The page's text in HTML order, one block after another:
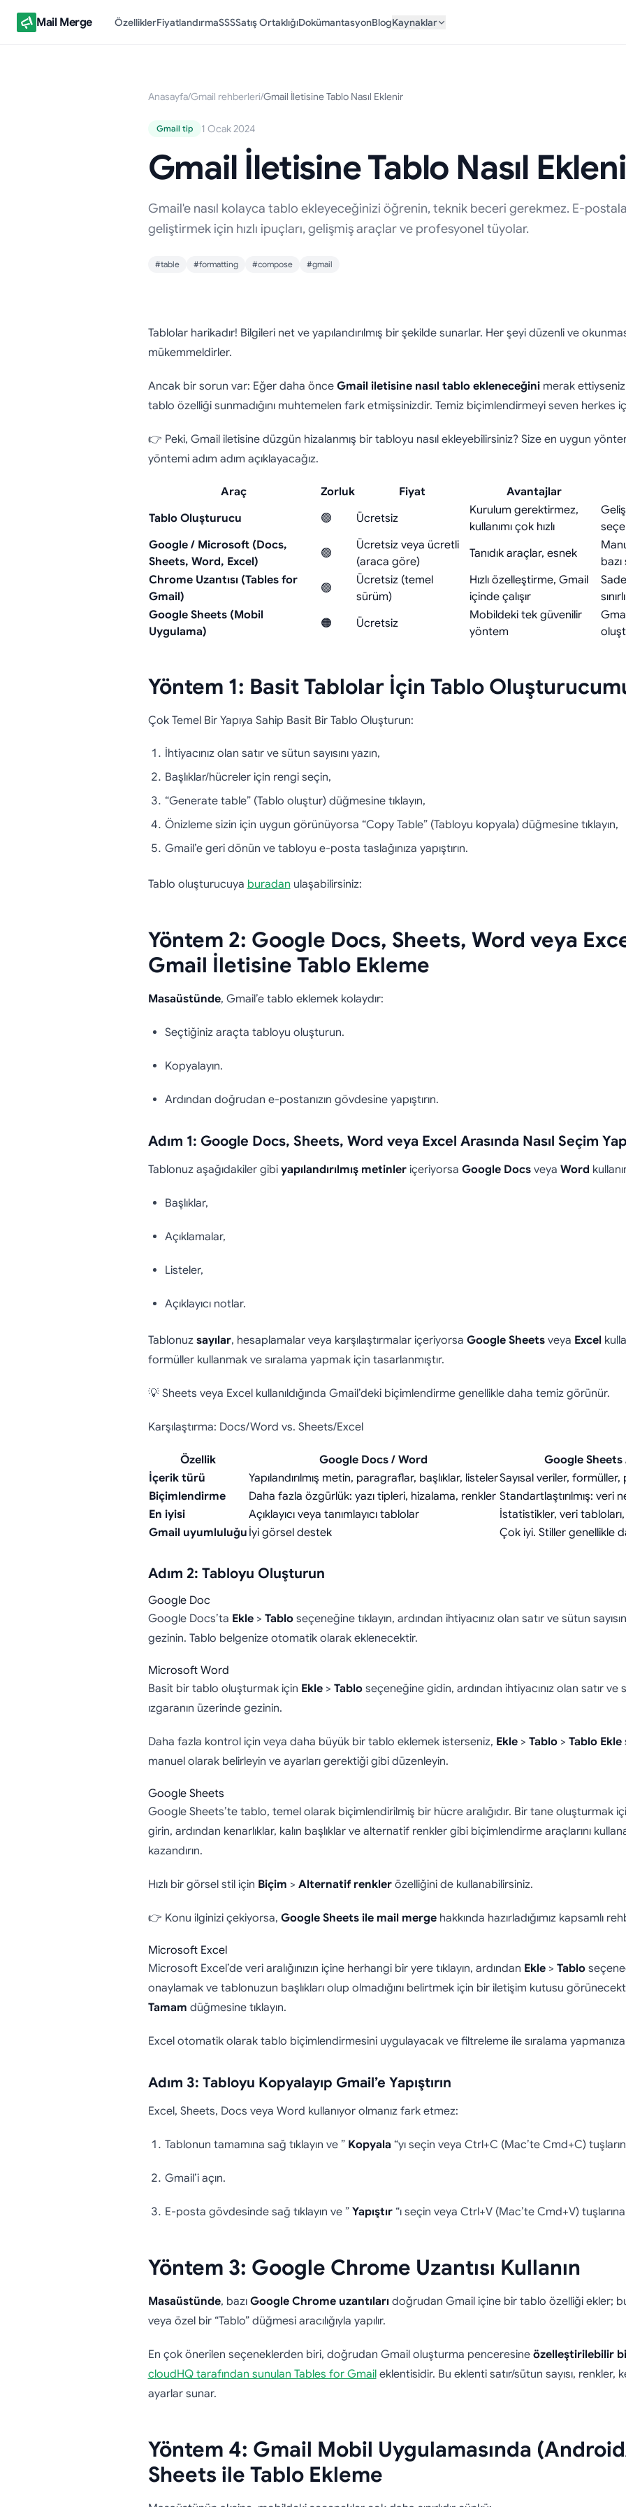
Mail Merge ÖzelliklerFiyatlandırmaSSSSatış OrtaklığıDokümantasyonBlogKaynaklar
Anasayfa/Gmail rehberleri/Gmail İletisine Tablo Nasıl Eklenir
Gmail tip 1 Ocak 2024
Gmail İletisine Tablo Nasıl
Gmail'e nasıl kolayca tablo ekleyeceğinizi öğrenin, teknik beceri gerekmez. E-
geliştirmek için hızlı ipuçları, gelişmiş araçlar ve profesyonel tüyolar.
#table #formatting #compose #gmail
Gmail İletisine Tablo Nasıl
Tablolar harikadır! Bilgileri net ve yapılandırılmış bir şekilde sunarlar. Her şeyi düzenli ve
mükemmeldirler.
Ancak bir sorun var: Eğer daha önce Gmail iletisine nasıl tablo ekleneceğinimerak
tablo özelliği sunmadığını muhtemelen fark etmişsinizdir. Temiz biçimlendirmeyi seven herkes
👉 Peki, Gmail iletisine düzgün hizalanmış bir tabloyu nasıl ekleyebilirsiniz? Size en uygun
yöntemi adım adım açıklayacağız.
Araç Zorluk Fiyat Avantajlar
Tablo Oluşturucu
🟢 Ücretsiz
Kurulum gerektirmez,
kullanımı çok hızlı
Google / Microsoft (Docs,
Sheets, Word, Excel)
🟢
Ücretsiz veya ücretli
(araca göre)
Tanıdık araçlar, esnek
Chrome Uzantısı (Tables for
Gmail)
🟢
Ücretsiz (temel
sürüm)
Hızlı özelleştirme, Gmail
içinde çalışır
Google Sheets (Mobil
Uygulama)
🟠 Ücretsiz
Mobildeki tek güvenilir
yöntem
Yöntem 1: Basit Tablolar İçin Tablo
Çok Temel Bir Yapıya Sahip Basit Bir Tablo Oluşturun:
İhtiyacınız olan satır ve sütun sayısını yazın,
Başlıklar/hücreler için rengi seçin,
“Generate table” (Tablo oluştur) düğmesine tıklayın,
Önizleme sizin için uygun görünüyorsa “Copy Table” (Tabloyu kopyala) düğmesine tıklayın,
Gmail’e geri dönün ve tabloyu e-posta taslağınıza yapıştırın.
Tablo oluşturucuya buradan ulaşabilirsiniz:
Yöntem 2: Google Docs, Sheets, Word veya
Gmail İletisine Tablo Ekleme
Masaüstünde, Gmail’e tablo eklemek kolaydır:
Seçtiğiniz araçta tabloyu oluşturun.
Kopyalayın.
Ardından doğrudan e-postanızın gövdesine yapıştırın.
Adım 1: Google Docs, Sheets, Word veya Excel Arasında Nasıl Seçim
Tablonuz aşağıdakiler gibi yapılandırılmış metinleriçeriyorsa Google Docsveya Word
Başlıklar,
Açıklamalar,
Listeler,
Açıklayıcı notlar.
Tablonuz sayılar, hesaplamalar veya karşılaştırmalar içeriyorsa Google Sheetsveya Excel
formüller kullanmak ve sıralama yapmak için tasarlanmıştır.
💡 Sheets veya Excel kullanıldığında Gmail’deki biçimlendirme genellikle daha temiz görünür.
Karşılaştırma: Docs/Word vs. Sheets/Excel
Özellik Google Docs / Word
Google Sheets
İçerik türü
Yapılandırılmış metin, paragraflar, başlıklar, listelerSayısal veriler, formüller,
Biçimlendirme
Daha fazla özgürlük: yazı tipleri, hizalama, renkler Standartlaştırılmış: veri
En iyisi
Açıklayıcı veya tanımlayıcı tablolar
İstatistikler, veri tabloları,
Gmail uyumluluğu İyi görsel destek Çok iyi. Stiller genellikle
Adım 2: Tabloyu Oluşturun
Google Doc
Google Docs’ta Ekle> Tabloseçeneğine tıklayın, ardından ihtiyacınız olan satır ve sütun
gezinin. Tablo belgenize otomatik olarak eklenecektir.
Microsoft Word
Basit bir tablo oluşturmak için Ekle> Tabloseçeneğine gidin, ardından ihtiyacınız olan satır ve
ızgaranın üzerinde gezinin.
Daha fazla kontrol için veya daha büyük bir tablo eklemek isterseniz, Ekle> Tablo> Tablo Ekle
manuel olarak belirleyin ve ayarları gerektiği gibi düzenleyin.
Google Sheets
Google Sheets’te tablo, temel olarak biçimlendirilmiş bir hücre aralığıdır. Bir tane oluşturmak
girin, ardından kenarlıklar, kalın başlıklar ve alternatif renkler gibi biçimlendirme araçlarını
kazandırın.
Hızlı bir görsel stil için Biçim > Alternatif renklerözelliğini de kullanabilirsiniz.
👉 Konu ilginizi çekiyorsa, Google Sheets ile mail mergehakkında hazırladığımız kapsamlı
Microsoft Excel
Microsoft Excel’de veri aralığınızın içine herhangi bir yere tıklayın, ardından Ekle> Tablo
onaylamak ve tablonuzun başlıkları olup olmadığını belirtmek için bir iletişim kutusu
Tamam düğmesine tıklayın.
Excel otomatik olarak tablo biçimlendirmesini uygulayacak ve filtreleme ile sıralama yapmanıza
Adım 3: Tabloyu Kopyalayıp Gmail’e Yapıştırın
Excel, Sheets, Docs veya Word kullanıyor olmanız fark etmez:
Tablonun tamamına sağ tıklayın ve ” Kopyala “yı seçin veya Ctrl+C (Mac’te Cmd+C)
Gmail’i açın.
E-posta gövdesinde sağ tıklayın ve ” Yapıştır“ı seçin veya Ctrl+V (Mac’te Cmd+V) tuşlarına
Yöntem 3: Google Chrome Uzantısı Kullanın
Masaüstünde, bazı Google Chrome uzantılarıdoğrudan Gmail içine bir tablo özelliği ekler;
veya özel bir “Tablo” düğmesi aracılığıyla yapılır.
En çok önerilen seçeneklerden biri, doğrudan Gmail oluşturma penceresine özelleştirilebilir
cloudHQ tarafından sunulan Tables for Gmaileklentisidir. Bu eklenti satır/sütun sayısı, renkler,
ayarlar sunar.
Yöntem 4: Gmail Mobil Uygulamasında
Sheets ile Tablo Ekleme